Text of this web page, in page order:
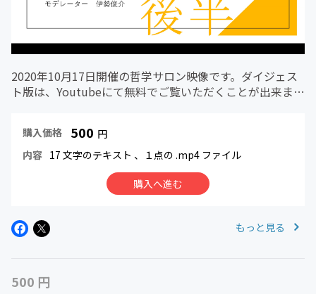
2020年10月17日開催の哲学サロン映像です。ダイジェス
ト版は、Youtubeにて無料でご覧いただくことが出来ま
購入価格 500 円
内容 17 文字のテキスト 、１点の .mp4 ファイル
購入へ進む
もっと見る
500 円